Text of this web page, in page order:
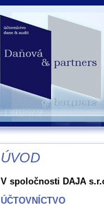
ÚVOD
V spoločnosti DAJA
ÚČTOVNÍCTVO